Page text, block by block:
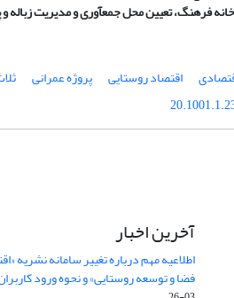
فرهنگ، تعیین محل جمع­آوری و مدیریت
اقتصاد روستایی پروژه عمرانی
آخرین اخبار
اطلاعیه مهم درباره تغییر سامانه نشریه
فضا و توسعه روستایی» و نحوه ورود